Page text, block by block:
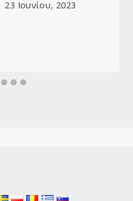
23 Ιουνίου, 2023